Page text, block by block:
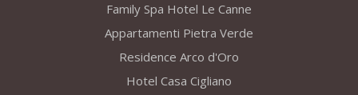
Family Spa Hotel Le Canne
Appartamenti Pietra Verde
Residence Arco d'Oro
Hotel Casa Cigliano